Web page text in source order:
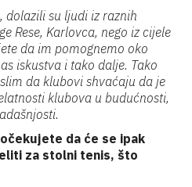
dolazili su ljudi iz raznih
Rese, Karlovca, nego iz cijele
da im pomognemo oko
iskustva i tako dalje. Tako
da klubovi shvaćaju da je
klubova u budućnosti,
da će se ipak
za stolni tenis, što